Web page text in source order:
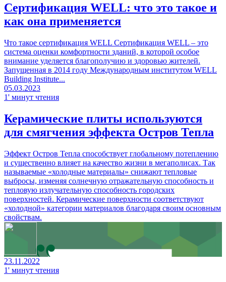
Сертификация WELL: что это такое и
как она применяется
Что такое сертификация WELL Сертификация WELL – это
система оценки комфортности зданий, в которой особое
внимание уделяется благополучию и здоровью жителей.
Запущенная в 2014 году Международным институтом WELL
Building Institute...
05.03.2023
1' минут чтения
Керамические плиты используются
для смягчения эффекта Остров Тепла
Эффект Остров Тепла способствует глобальному потеплению
и существенно влияет на качество жизни в мегаполисах. Так
называемые «холодные материалы» снижают тепловые
выбросы, изменяя солнечную отражательную способность и
тепловую излучательную способность городских
поверхностей. Керамические поверхности соответствуют
«холодной» категории материалов благодаря своим основным
свойствам.
23.11.2022
1' минут чтения